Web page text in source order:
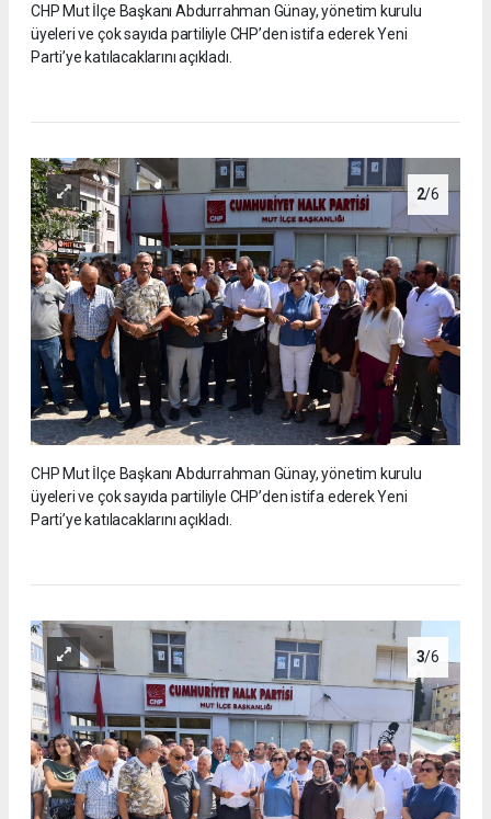
CHP Mut İlçe Başkanı Abdurrahman Günay, yönetim kurulu
üyeleri ve çok sayıda partiliyle CHP’den istifa ederek Yeni
Parti’ye katılacaklarını açıkladı.
2/6
CHP Mut İlçe Başkanı Abdurrahman Günay, yönetim kurulu
üyeleri ve çok sayıda partiliyle CHP’den istifa ederek Yeni
Parti’ye katılacaklarını açıkladı.
3/6